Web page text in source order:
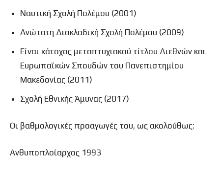
Ναυτική Σχολή Πολέμου (2001)
Ανώτατη Διακλαδική Σχολή Πολέμου (2009)
Είναι κάτοχος μεταπτυχιακού τίτλου Διεθνών και
Ευρωπαϊκών Σπουδών του Πανεπιστημίου
Μακεδονίας (2011)
Σχολή Εθνικής Άμυνας (2017)
Οι βαθμολογικές προαγωγές του, ως ακολούθως:
Ανθυποπλοίαρχος 1993